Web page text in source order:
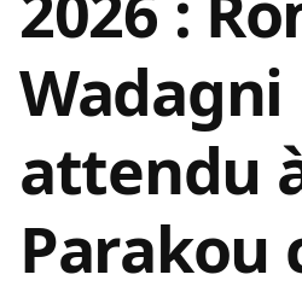
Wadagni
attendu
Parakou